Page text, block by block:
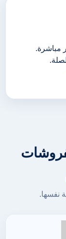
نفسها.